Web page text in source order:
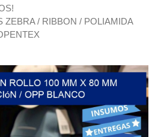
ZEBRA / RIBBON / POLIAMIDA